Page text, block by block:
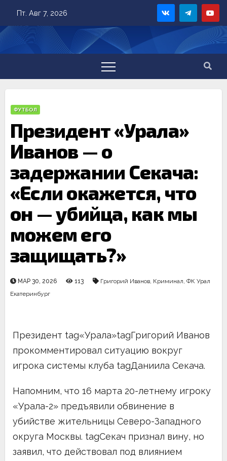
content
Пт. Авг 7, 2026
ФУТБОЛ
Президент «Урала»
Иванов — о
задержании Секача:
«Если окажется, что
он — убийца, как мы
можем его
защищать?»
МАР 30, 2026 113 Григорий Иванов, Криминал, ФК Урал
Екатеринбург
Президент tag«Урала»tagГригорий Иванов
прокомментировал ситуацию вокруг
игрока системы клуба tagДаниила Секача.
Напомним, что 16 марта 20-летнему игроку
«Урала-2» предъявили обвинение в
убийстве жительницы Северо-Западного
округа Москвы. tagСекач признал вину, но
заявил, что действовал под влиянием